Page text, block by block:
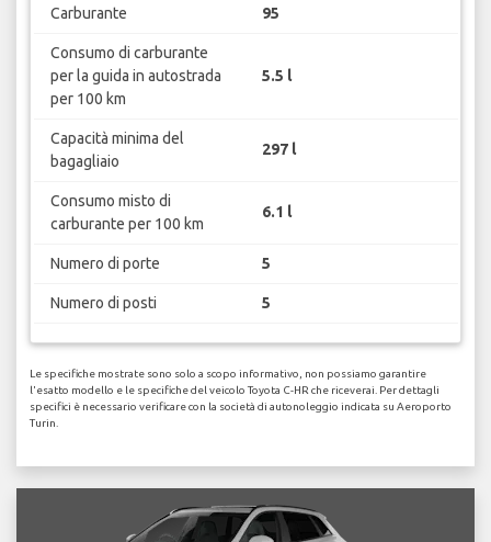
Carburante 95
Consumo di carburante
per la guida in autostrada
per 100 km
5.5 l
Capacità minima del
bagagliaio
297 l
Consumo misto di
carburante per 100 km
6.1 l
Numero di porte 5
Numero di posti 5
Le specifiche mostrate sono solo a scopo informativo, non possiamo garantire
l'esatto modello e le specifiche del veicolo Toyota C-HR che riceverai. Per dettagli
specifici è necessario verificare con la società di autonoleggio indicata su Aeroporto
Turin.